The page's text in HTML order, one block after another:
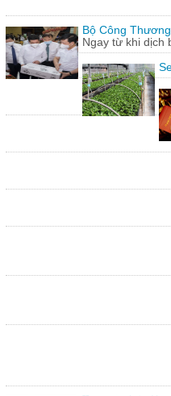
Bộ Công
Ngay từ khi dịch